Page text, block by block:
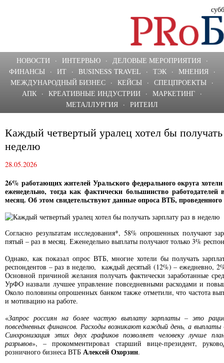
НОВОСТИ · ИНТЕРВЬЮ · ДЕЛОВЫЕ МЕРОПРИЯТИЯ
·
ФИНАНСЫ
· ИТ · BUSINESS TRAVEL · ТЭК · МНЕНИЯ
·
МЕЖДУНАРОДНЫЙ БИЗНЕС · КЕЙСЫ · СПЕЦПРОЕКТЫ ·
АПК · КРЕАТИВНЫЕ ИНДУСТРИИ · МАРКЕТИНГ ·
МЕТАЛЛУРГИЯ · РИТЕИЛ
Каждый четвертый уралец хотел бы получать
неделю
28.05.2026
26% работающих жителей Уральского федерального округа
еженедельно, тогда как фактически большинство
месяц. Об этом свидетельствуют данные опроса ВТБ,
Согласно результатам исследования*, 58% опрошенных получают
пятый – раз в месяц. Еженедельно выплаты получают только 3%
Однако, как показал опрос ВТБ, многие хотели бы получать
респондентов – раз в неделю, каждый десятый (12%) – ежедневно,
Основной причиной желания получать фактически заработанные
УрФО назвали лучшее управление повседневными расходами и
Около половины опрошенных банком также отметили, что частота
и мотивацию на работе.
«Запрос россиян на более частую выплату зарплаты – это
повседневных финансов. Расходы возникают каждый день, а выплаты
Синхронизация этих двух графиков позволяет человеку лучше
разрывов», – прокомментировал старший вице-президент,
розничного бизнеса ВТБ Алексей Охорзин.